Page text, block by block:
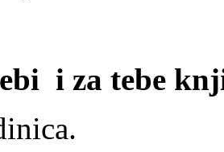
i za tebe